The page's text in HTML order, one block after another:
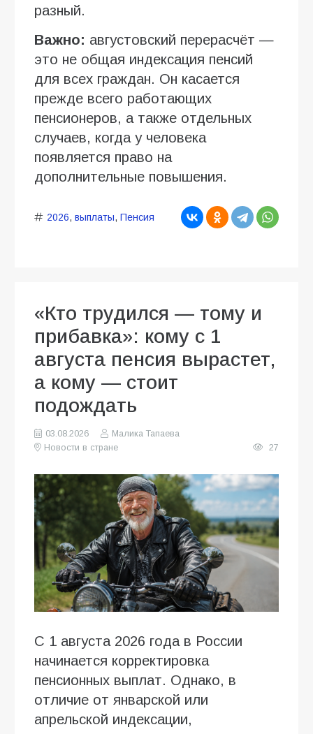
разный.
Важно: августовский перерасчёт —
это не общая индексация пенсий
для всех граждан. Он касается
прежде всего работающих
пенсионеров, а также отдельных
случаев, когда у человека
появляется право на
дополнительные повышения.
2026, выплаты, Пенсия
«Кто трудился — тому и
прибавка»: кому с 1
августа пенсия вырастет,
а кому — стоит
подождать
03.08.2026
Малика Тапаева
Новости в стране
27
С 1 августа 2026 года в России
начинается корректировка
пенсионных выплат. Однако, в
отличие от январской или
апрельской индексации,